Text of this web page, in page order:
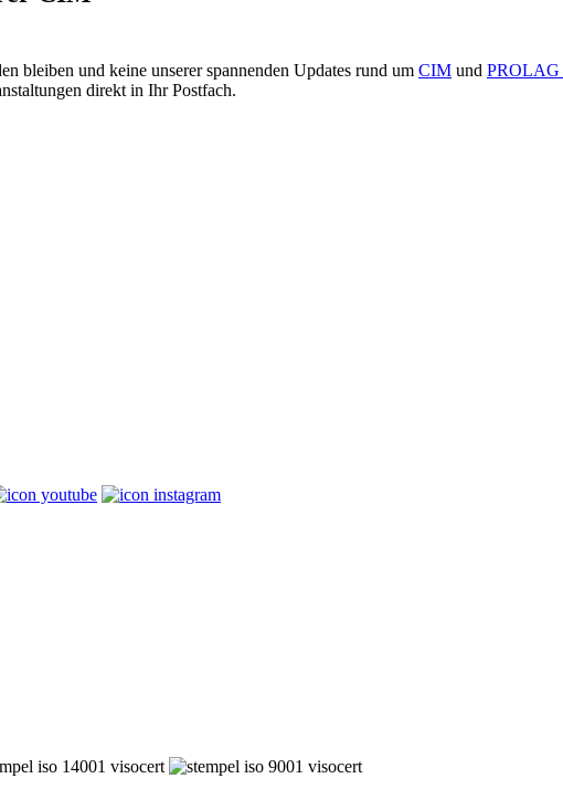
bleiben und keine unserer spannenden Updates rund um CIM und PROLAG
direkt in Ihr Postfach.